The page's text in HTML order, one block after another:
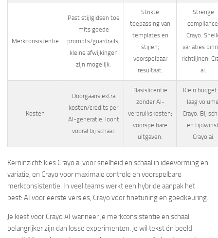
Merkconsistentie
Past stijlgidsen toe
mits goede
prompts/guardrails;
kleine afwijkingen
zijn mogelijk.
Strikte
toepassing van
templates en
stijlen;
voorspelbaar
resultaat.
Strenge
Crayo.
variaties
richtlijnen:
ai.
Kosten
Doorgaans extra
kosten/credits per
AI-generatie; loont
vooral bij schaal.
Basislicentie
zonder AI-
verbruikskosten;
voorspelbare
uitgaven.
Klein
laag
Crayo. Bij
en
Crayo ai.
Kerninzicht: kies Crayo ai voor snelheid en schaal in ideevorming en
variatie, en Crayo voor maximale controle en voorspelbare
merkconsistentie. In veel teams werkt een hybride aanpak het
best: AI voor eerste versies, Crayo voor finetuning en goedkeuring.
Je kiest voor Crayo AI wanneer je merkconsistentie en schaal
belangrijker zijn dan losse experimenten: je wil tekst én beeld